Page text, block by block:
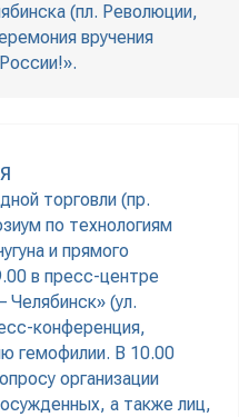
(пл. Революции,
вручения
торговли (пр.
по технологиям
и прямого
в пресс-центре
(ул.
конференция,
гемофилии. В 10.00
организации
а также лиц,